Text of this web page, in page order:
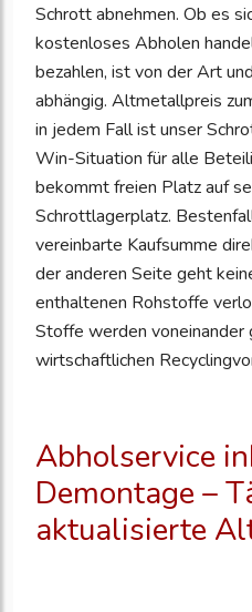
Schrott abnehmen. Ob es
kostenloses Abholen
bezahlen, ist von der Art
abhängig. Altmetallpreis
in jedem Fall ist unser
Win-Situation für alle
bekommt freien Platz auf
Schrottlagerplatz.
vereinbarte Kaufsumme
der anderen Seite geht
enthaltenen Rohstoffe
Stoffe werden voneinander
wirtschaftlichen
Abholservice
Demontage –
aktualisierte